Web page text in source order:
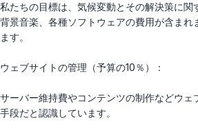
私たちの目標は、気候変動とその解決策に関
背景音楽、各種ソフトウェアの費用が含ま
ます。
ウェブサイトの管理（予算の10％）：
サーバー維持費やコンテンツの制作などウ
手段だと認識しています。